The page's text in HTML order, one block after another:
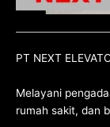
PT NEXT
Melayani
rumah sakit, dan